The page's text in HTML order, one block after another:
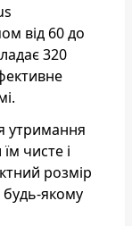
від 60 до
320
утримання
чисте і
розмір
будь-якому